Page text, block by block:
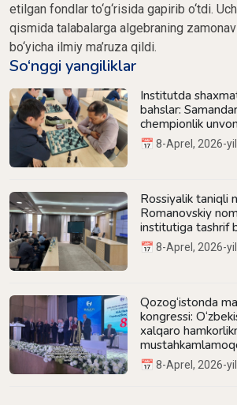
etilgan fondlar to‘g‘risida gapirib o‘tdi.
qismida talabalarga algebraning
bo‘yicha ilmiy ma’ruza qildi.
So‘nggi yangiliklar
Institutda
bahslar:
chempionlik
📅 8-Aprel, 2026-yil
Rossiyalik taniqli
Romanovskiy
institutiga tashrif
📅 8-Aprel, 2026-
Qozog‘istonda
kongressi:
xalqaro
📅 8-Aprel, 2026-